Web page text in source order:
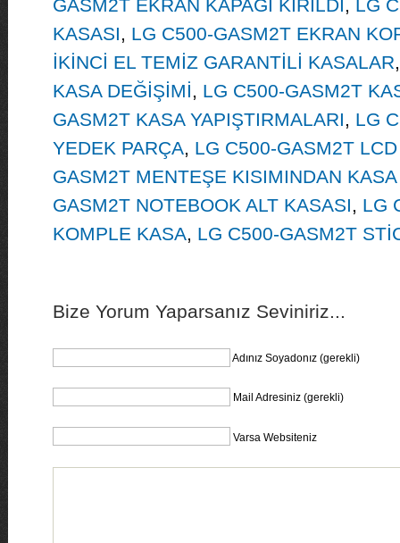
GASM2T EKRAN KAPAĞI KIRILDI , LG
KASASI, LG C500-GASM2T EKRAN
İKİNCİ EL TEMİZ GARANTİLİ KASALAR
KASA DEĞİŞİMİ, LG C500-GASM2T
GASM2T KASA YAPIŞTIRMALARI, LG
YEDEK PARÇA, LG C500-GASM2T
GASM2T MENTEŞE KISIMINDAN
GASM2T NOTEBOOK ALT KASASI, LG
KOMPLE KASA, LG C500-GASM2T
Bize Yorum Yaparsanız Seviniriz...
Adınız Soyadonız (gerekli)
Mail Adresiniz (gerekli)
Varsa Websiteniz